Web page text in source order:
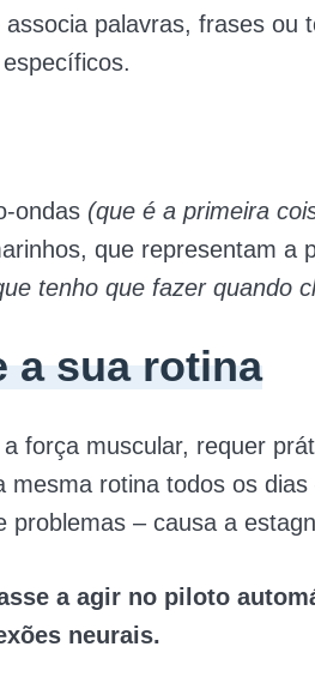
palavras, frases ou
ondas (que é a primeira
que representam a
tenho que fazer quando
a sua rotina
força muscular, requer
mesma rotina todos os
problemas – causa a
a agir no piloto
neurais.